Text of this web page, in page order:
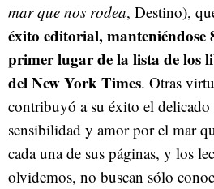
mar que nos rodea, Destino),
éxito editorial, manteniéndose
primer lugar de la lista de los
del New York Times. Otras
contribuyó a su éxito el
sensibilidad y amor por el mar
cada una de sus páginas, y los
olvidemos, no buscan sólo